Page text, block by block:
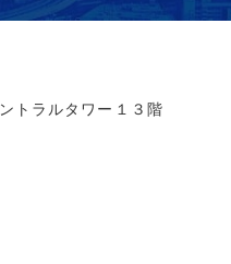
トラルタワー１３階